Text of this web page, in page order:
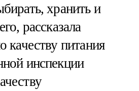
хранить и
рассказала
качеству питания
инспекции